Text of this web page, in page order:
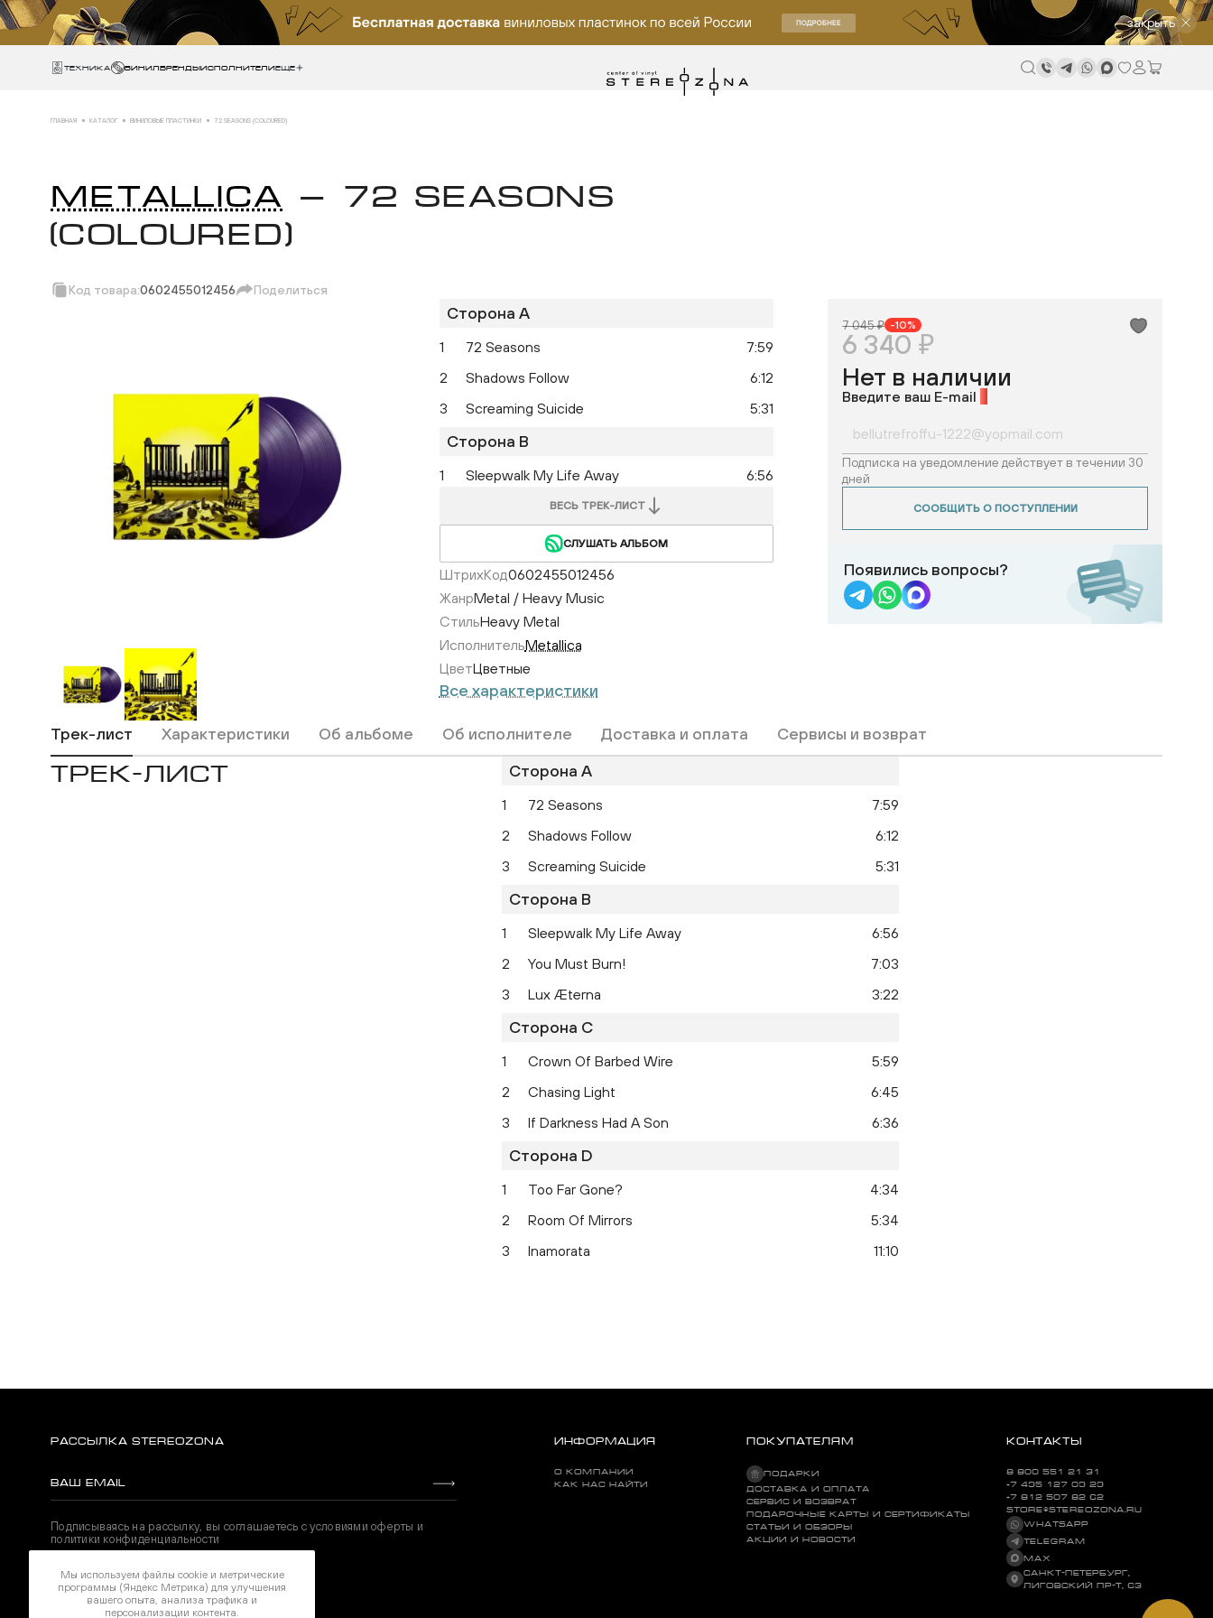
закрыть
Техника ВИНИЛБРЕНДЫИСПОЛНИТЕЛИЕще
ГЛАВНАЯ КАТАЛОГ ВИНИЛОВЫЕ ПЛАСТИНКИ 72 SEASONS (COLOURED)
METALLICA — 72 SEASONS
(COLOURED)
Код товара:0602455012456 Поделиться
ВКонтакте
Одноклассники
Сторона A
1 72 Seasons
7:59
2
Shadows Follow
6:12
3
Screaming Suicide 5:31
Сторона B
1 Sleepwalk My Life Away 6:56
ВЕСЬ ТРЕК-ЛИСТ
СЛУШАТЬ АЛЬБОМ
ШтрихКод0602455012456
ЖанрMetal / Heavy Music
СтильHeavy Metal
ИсполнительMetallica
ЦветЦветные
Все характеристики
7 045 ₽ -10%
6 340 ₽
Нет в наличии
Введите ваш E-mail
Подписка на уведомление действует в течении 30
дней
СООБЩИТЬ О ПОСТУПЛЕНИИ
Появились вопросы?
Трек-лист Характеристики Об альбоме Об исполнителе Доставка и оплата Сервисы и возврат
ТРЕК-ЛИСТ Сторона A
1 72 Seasons
7:59
2
Shadows Follow
6:12
3
Screaming Suicide 5:31
Сторона B
1 Sleepwalk My Life Away
6:56
2
You Must Burn!
7:03
3
Lux Æterna 3:22
Сторона C
1 Crown Of Barbed Wire
5:59
2
Chasing Light
6:45
3
If Darkness Had A Son 6:36
Сторона D
1 Too Far Gone?
4:34
2
Room Of Mirrors
5:34
3
Inamorata 11:10
РАССЫЛКА STEREOZONA
Подписываясь на рассылку, вы соглашаетесь с условиями оферты и
политики конфиденциальности
НАШИ СОЦИАЛЬНЫЕ СЕТИ
ИНФОРМАЦИЯ
О КОМПАНИИ
КАК НАС НАЙТИ
ПОКУПАТЕЛЯМ
ПОДАРКИ
ДОСТАВКА И ОПЛАТА
СЕРВИС И ВОЗВРАТ
ПОДАРОЧНЫЕ КАРТЫ И СЕРТИФИКАТЫ
СТАТЬИ И ОБЗОРЫ
АКЦИИ И НОВОСТИ
КОНТАКТЫ
8 800 551 21 31
+7 495 127 09 29
+7 812 507 82 62
STORE@STEREOZONA.RU
WHATSAPP
TELEGRAM
MAX
САНКТ-ПЕТЕРБУРГ,
ЛИГОВСКИЙ ПР-Т, 63
Мы используем файлы cookie и метрические
программы (Яндекс Метрика) для улучшения
вашего опыта, анализа трафика и
персонализации контента.